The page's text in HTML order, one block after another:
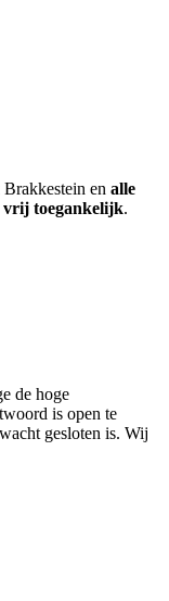
en alle
vrij toegankelijk.
de hoge
is open te
gesloten is. Wij